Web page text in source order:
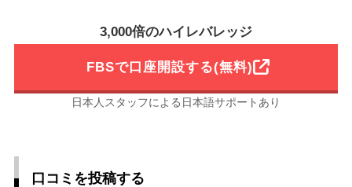
3,000倍のハイレバレッジ
FBSで口座開設する(無料)
日本人スタッフによる日本語サポートあり
口コミを投稿する